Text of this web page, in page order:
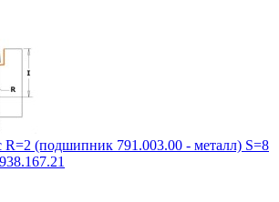
R=2 (подшипник 791.003.00 - металл) S=8